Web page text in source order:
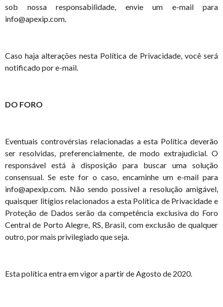
sob nossa responsabilidade, envie um e-mail para
info@apexip.com.
Caso haja alterações nesta Política de Privacidade, você será
notificado por e-mail.
DO FORO
Eventuais controvérsias relacionadas a esta Política deverão
ser resolvidas, preferencialmente, de modo extrajudicial. O
responsável está à disposição para buscar uma solução
consensual. Se este for o caso, encaminhe um e-mail para
info@apexip.com. Não sendo possível a resolução amigável,
quaisquer litígios relacionados a esta Política de Privacidade e
Proteção de Dados serão da competência exclusiva do Foro
Central de Porto Alegre, RS, Brasil, com exclusão de qualquer
outro, por mais privilegiado que seja.
Esta política entra em vigor a partir de Agosto de 2020.